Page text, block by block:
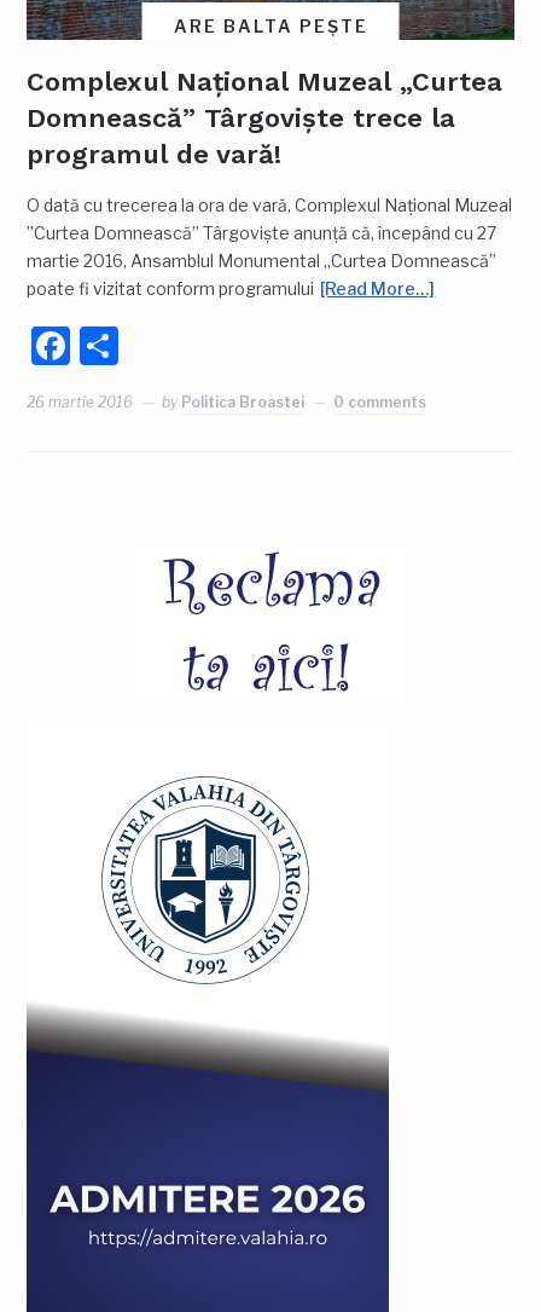
ARE BALTA PEȘTE
Complexul Național Muzeal „Curtea
Domnească” Târgoviște trece la
programul de vară!
O dată cu trecerea la ora de vară, Complexul Naţional Muzeal
”Curtea Domnească” Târgoviște anunță că, începând cu 27
martie 2016, Ansamblul Monumental „Curtea Domnească”
poate fi vizitat conform programului [Read More…]
Facebook
26 martie 2016 by Politica Broastei 0 comments